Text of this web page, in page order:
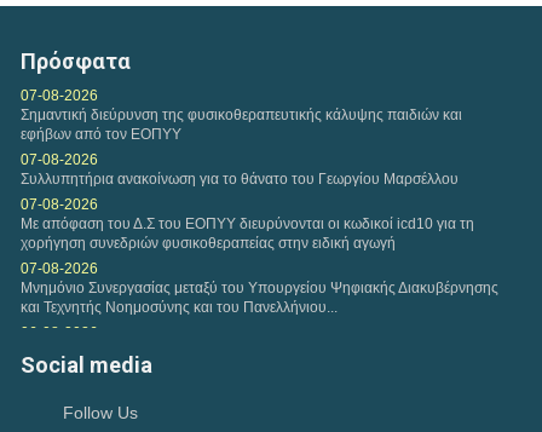
ΠΑΡΑΤΑΣΗ ΗΜΕΡΟΜΗΝΙΑΣ ΥΠΟΒΟΛΗΣ
ΕΚΔΗΛΩΣΗΣ ΕΝΔΙΑΦΕΡΟΝΤΟΣ...
Πρόσφατα
07-08-2026
Σημαντική διεύρυνση της φυσικοθεραπευτικής κάλυψης παιδιών και
εφήβων από τον ΕΟΠΥΥ
07-08-2026
Συλλυπητήρια ανακοίνωση για το θάνατο του Γεωργίου Μαρσέλλου
07-08-2026
Με απόφαση του Δ.Σ του ΕΟΠΥΥ διευρύνονται οι κωδικοί icd10 για τη
χορήγηση συνεδριών φυσικοθεραπείας στην ειδική αγωγή
07-08-2026
Μνημόνιο Συνεργασίας μεταξύ του Υπουργείου Ψηφιακής Διακυβέρνησης
και Τεχνητής Νοημοσύνης και του Πανελλήνιου...
06-08-2026
Ανώτατης Εκπαίδευσης Νίκο Παπαϊωάννου
Ιούλιος 2026-Μηνιαία Ανασκόπηση
Social media
Follow Us